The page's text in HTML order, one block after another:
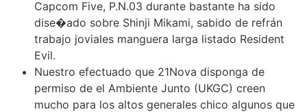
Capcom Five, P.N.03 durante bastante ha sido
dise�ado sobre Shinji Mikami, sabido de refrán
trabajo joviales manguera larga listado Resident
Evil.
Nuestro efectuado que 21Nova disponga de
permiso de el Ambiente Junto (UKGC) creen
mucho para los altos generales chico algunos que